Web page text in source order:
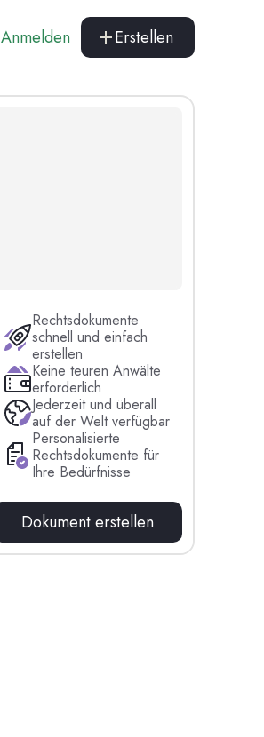
Anmelden Erstellen
Rechtsdokumente
schnell und einfach
erstellen
Keine teuren Anwälte
erforderlich
Jederzeit und überall
auf der Welt verfügbar
Personalisierte
Rechtsdokumente für
Ihre Bedürfnisse
Dokument erstellen